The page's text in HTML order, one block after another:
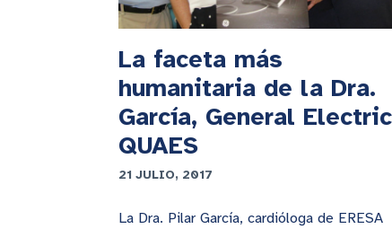
La faceta más
humanitaria de la Dra.
García, General
QUAES
21 JULIO, 2017
La Dra. Pilar García, cardióloga de ERESA